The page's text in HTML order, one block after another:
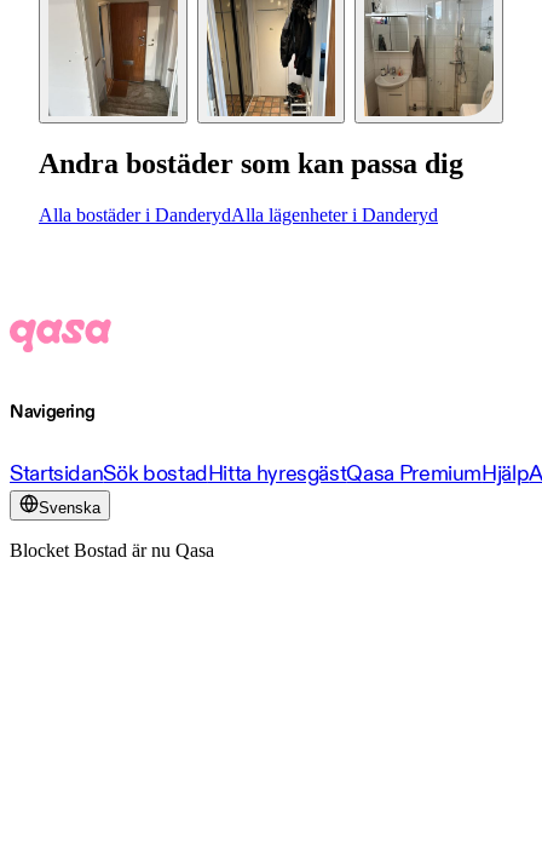
Andra bostäder som kan passa dig
Alla bostäder i DanderydAlla lägenheter i Danderyd
Navigering
StartsidanSök bostadHitta hyresgästQasa PremiumHjälp
Svenska
Blocket Bostad är nu Qasa